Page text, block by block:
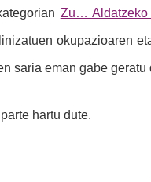
Zu… Aldatzeko
okupazioaren
saria eman gabe geratu
hartu dute.